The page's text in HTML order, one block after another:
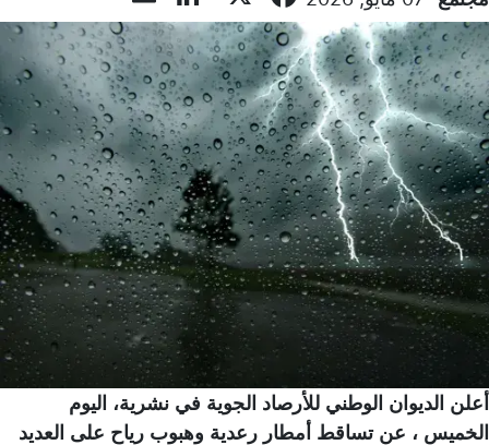
أعلن الديوان الوطني للأرصاد الجوية في نشرية، اليوم
الخميس ، عن تساقط أمطار رعدية وهبوب رياح على العديد